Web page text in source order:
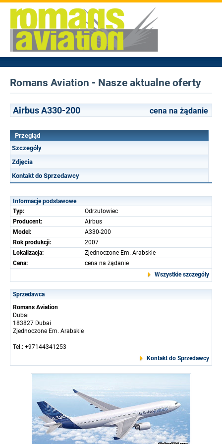
Romans Aviation - Nasze aktualne oferty
Airbus A330-200 cena na żądanie
Przegląd
Szczególy
Zdjęcia
Kontakt do Sprzedawcy
Informacje podstawowe
Typ:
Odrzutowiec
Producent:
Airbus
Model:
A330-200
Rok produkcji:
2007
Lokalizacja:
Zjednoczone Em. Arabskie
Cena:
cena na żądanie
Wszystkie szczególy
Sprzedawca
Romans Aviation
Dubai
183827 Dubai
Zjednoczone Em. Arabskie
Tel.: +97144341253
Kontakt do Sprzedawcy